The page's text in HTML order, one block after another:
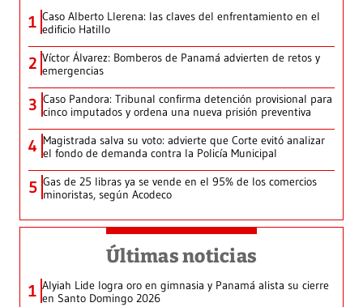
1 Caso Alberto Llerena: las claves del enfrentamiento en el
edificio Hatillo
2 Víctor Álvarez: Bomberos de Panamá advierten de retos y
emergencias
3 Caso Pandora: Tribunal confirma detención provisional para
cinco imputados y ordena una nueva prisión preventiva
4 Magistrada salva su voto: advierte que Corte evitó analizar
el fondo de demanda contra la Policía Municipal
5 Gas de 25 libras ya se vende en el 95% de los comercios
minoristas, según Acodeco
Últimas noticias
1 Alyiah Lide logra oro en gimnasia y Panamá alista su cierre
en Santo Domingo 2026